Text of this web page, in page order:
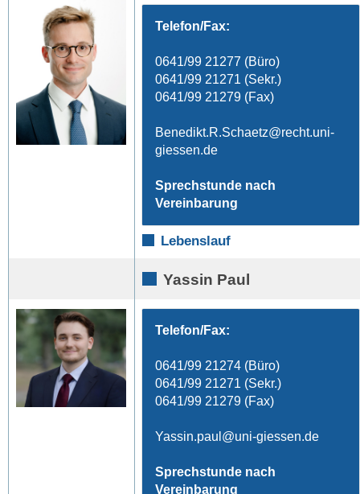
Telefon/Fax:
0641/99 21277 (Büro)
0641/99 21271 (Sekr.)
0641/99 21279 (Fax)
Benedikt.R.Schaetz
Sprechstunde nach
Vereinbarung
Lebenslauf
Yassin Paul
Telefon/Fax:
0641/99 21274 (Büro)
0641/99 21271 (Sekr.)
0641/99 21279 (Fax)
Yassin.paul
Sprechstunde nach
Vereinbarung